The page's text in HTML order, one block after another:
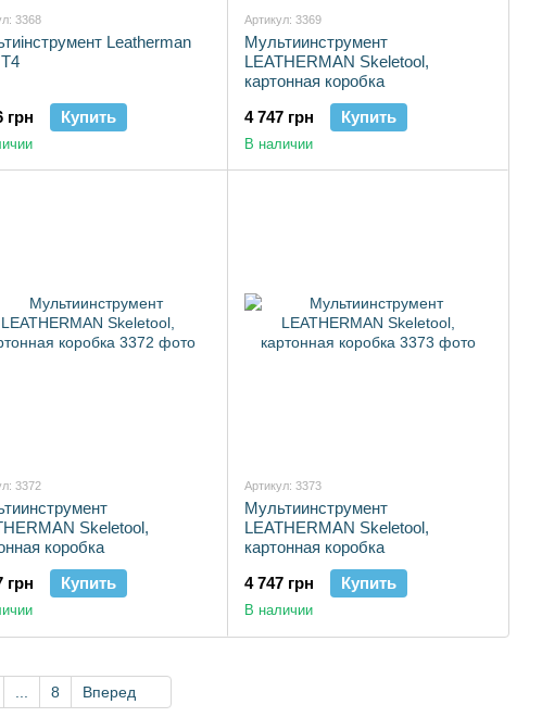
3368
Leatherman
грн Купить
Артикул: 3369
Мультиинструмент
LEATHERMAN Skeletool,
картонная коробка
4 747 грн
Купить
В наличии
3372
Skeletool,
коробка
грн
Купить
Артикул: 3373
Мультиинструмент
LEATHERMAN Skeletool,
картонная коробка
4 747 грн
Купить
В наличии
8 Вперед